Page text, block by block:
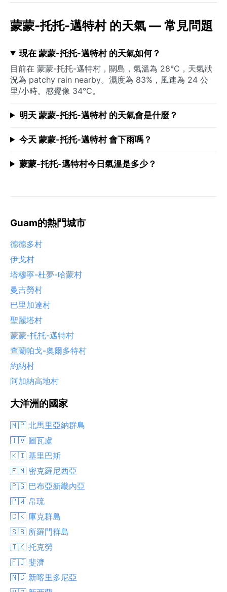
蒙蒙-托托-邁特村 的天氣 — 常見問題
現在 蒙蒙-托托-邁特村 的天氣如何？
目前在 蒙蒙-托托-邁特村，關島，氣溫為 28°C，天氣狀
況為 patchy rain nearby。濕度為 83%，風速為 24 公
里/小時。感覺像 34°C。
明天 蒙蒙-托托-邁特村 的天氣會是什麼？
今天 蒙蒙-托托-邁特村 會下雨嗎？
蒙蒙-托托-邁特村今日氣溫是多少？
Guam的熱門城市
德德多村
伊戈村
塔穆寧-杜夢-哈蒙村
曼吉勞村
巴里加達村
聖麗塔村
蒙蒙-托托-邁特村
查蘭帕戈-奧爾多特村
約納村
阿加納高地村
大洋洲的國家
🇲🇵 北馬里亞納群島
🇹🇻 圖瓦盧
🇰🇮 基里巴斯
🇫🇲 密克羅尼西亞
🇵🇬 巴布亞新畿內亞
🇵🇼 帛琉
🇨🇰 庫克群島
🇸🇧 所羅門群島
🇹🇰 托克勞
🇫🇯 斐濟
🇳🇨 新喀里多尼亞